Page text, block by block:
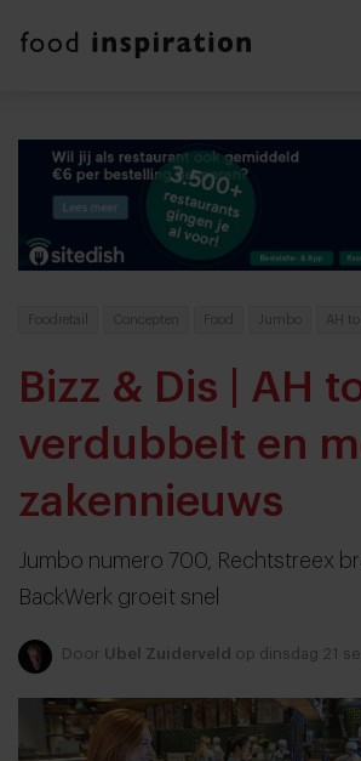
Foodretail Concepten Food Jumbo AH to
Bizz & Dis | AH
verdubbelt en
zakennieuws
Jumbo numero 700, Rechtstreex
BackWerk groeit snel
Door Ubel Zuiderveld op dinsdag 21